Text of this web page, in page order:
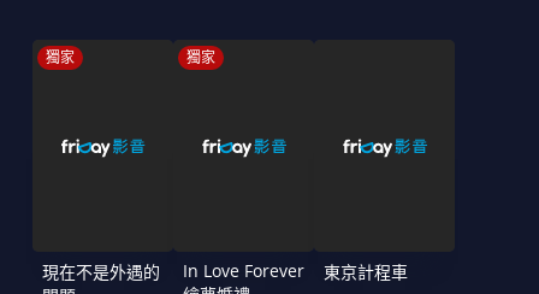
獨家
現在不是外遇的
獨家
In Love Forever
東京計程車